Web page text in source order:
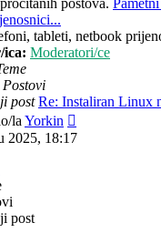
tableti, netbook
ica: Moderatori/ce
Postovi
post Re: Instaliran Linux
laYorkin
post
2025, 18:17
post